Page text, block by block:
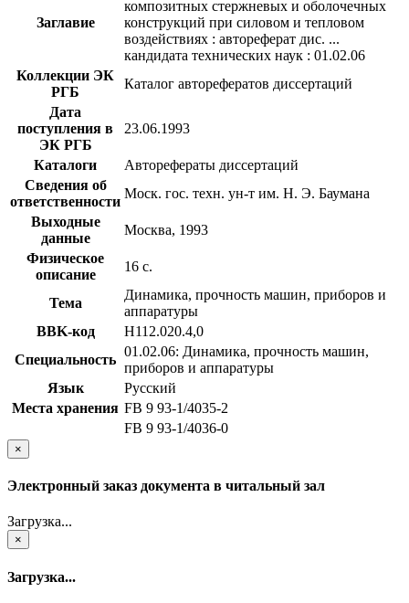
Заглавие
композитных стержневых и оболочечных
конструкций при силовом и тепловом
воздействиях : автореферат дис. ...
кандидата технических наук : 01.02.06
Коллекции ЭК
РГБ
Каталог авторефератов диссертаций
Дата
поступления в
ЭК РГБ
23.06.1993
Каталоги
Авторефераты диссертаций
Сведения об
ответственности
Моск. гос. техн. ун-т им. Н. Э. Баумана
Выходные
данные
Москва, 1993
Физическое
описание
16 с.
Тема
Динамика, прочность машин, приборов и
аппаратуры
BBK-код
Н112.020.4,0
Специальность
01.02.06: Динамика, прочность машин,
приборов и аппаратуры
Язык
Русский
Места хранения FB 9 93-1/4035-2
FB 9 93-1/4036-0
×
Электронный заказ документа в читальный зал
Загрузка...
×
Загрузка...